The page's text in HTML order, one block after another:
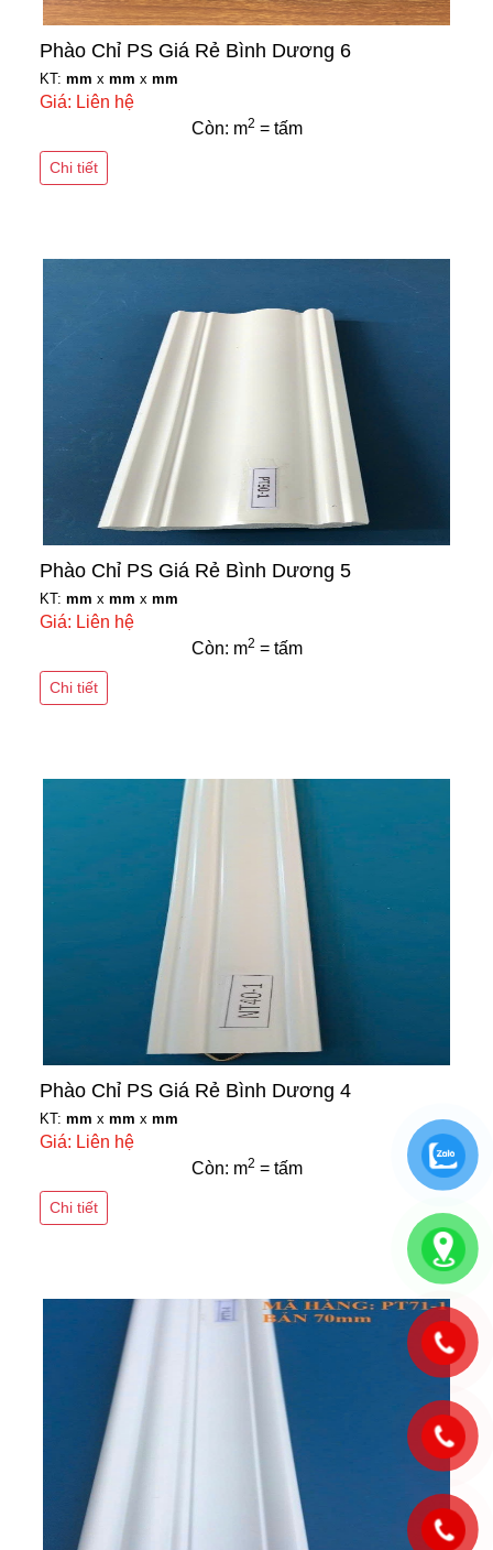
Phào Chỉ PS Giá Rẻ Bình Dương 6
KT: mm x mm x mm
Giá: Liên hệ
Còn: m2 = tấm
Chi tiết
Phào Chỉ PS Giá Rẻ Bình Dương 5
KT: mm x mm x mm
Giá: Liên hệ
Còn: m2 = tấm
Chi tiết
Phào Chỉ PS Giá Rẻ Bình Dương 4
KT: mm x mm x mm
Giá: Liên hệ
Còn: m2 = tấm
Chi tiết